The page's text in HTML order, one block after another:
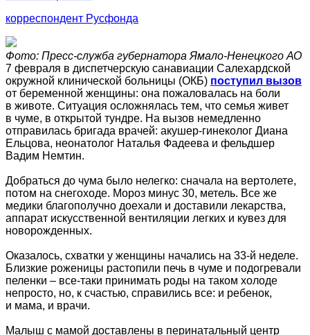
корреспондент Русфонда
Фото: Пресс-служба губернатора Ямало-Ненецкого АО
7 февраля в диспетчерскую санавиации Салехардской
окружной клинической больницы (ОКБ) поступил вызов
от беременной женщины: она пожаловалась на боли
в животе. Ситуация осложнялась тем, что семья живет
в чуме, в открытой тундре. На вызов немедленно
отправилась бригада врачей: акушер-гинеколог Диана
Ельцова, неонатолог Наталья Фадеева и фельдшер
Вадим Немтин.
Добраться до чума было нелегко: сначала на вертолете,
потом на снегоходе. Мороз минус 30, метель. Все же
медики благополучно доехали и доставили лекарства,
аппарат искусственной вентиляции легких и кувез для
новорожденных.
Оказалось, схватки у женщины начались на 33-й неделе.
Близкие роженицы растопили печь в чуме и подогревали
пеленки – все-таки принимать роды на таком холоде
непросто, но, к счастью, справились все: и ребенок,
и мама, и врачи.
Малыш с мамой доставлены в перинатальный центр